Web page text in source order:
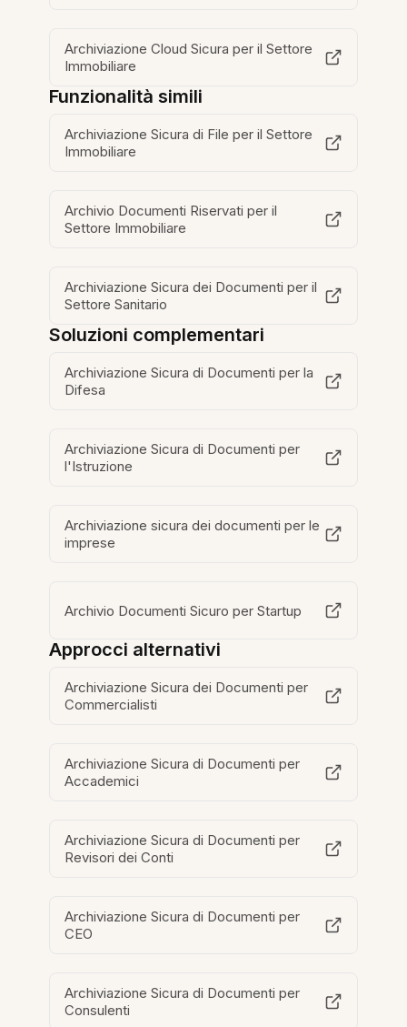
Archiviazione Cloud Sicura per il Settore
Immobiliare
Funzionalità simili
Archiviazione Sicura di File per il Settore
Immobiliare
Archivio Documenti Riservati per il
Settore Immobiliare
Archiviazione Sicura dei Documenti per il
Settore Sanitario
Soluzioni complementari
Archiviazione Sicura di Documenti per la
Difesa
Archiviazione Sicura di Documenti per
l'Istruzione
Archiviazione sicura dei documenti per le
imprese
Archivio Documenti Sicuro per Startup
Approcci alternativi
Archiviazione Sicura dei Documenti per
Commercialisti
Archiviazione Sicura di Documenti per
Accademici
Archiviazione Sicura di Documenti per
Revisori dei Conti
Archiviazione Sicura di Documenti per
CEO
Archiviazione Sicura di Documenti per
Consulenti